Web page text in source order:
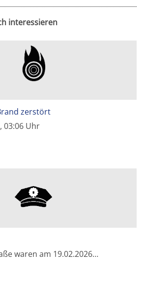
interessieren
zerstört
03:06 Uhr
waren am 19.02.2026…